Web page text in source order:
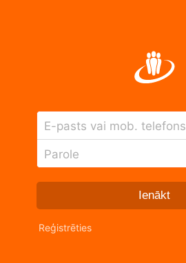
E-pasts vai mob. telefons
Parole
Ienākt
Reģistrēties